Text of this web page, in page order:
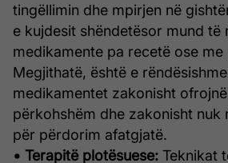
tingëllimin dhe mpirjen në
e kujdesit shëndetësor mund të
medikamente pa recetë ose me
Megjithatë, është e
medikamentet zakonisht
përkohshëm dhe zakonisht nuk
për përdorim afatgjatë.
• Terapitë plotësuese: Teknikat